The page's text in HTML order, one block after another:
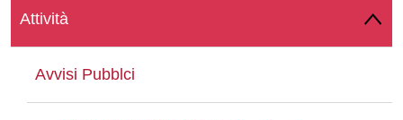
Attività
Avvisi Pubblci